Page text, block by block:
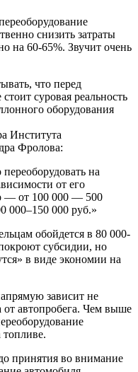
снизить затраты
на 60-65%. Звучит очень
что перед
суровая реальность
оборудования
Института
Фролова:
на
от его
— от 100 000 — 500
000–150 000 руб.»
обойдется в 80 000-
субсидии, но
в виде экономии на
зависит не
от автопробега. Чем выше
топливе.
принятия во внимание